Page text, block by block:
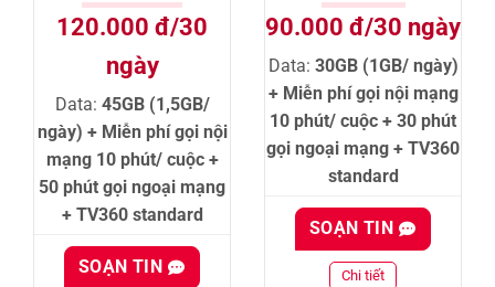
120.000 đ/30
ngày
Data: 45GB (1,5GB/
ngày) + Miễn phí gọi nội
mạng 10 phút/ cuộc +
50 phút gọi ngoại mạng
+ TV360 standard
SOẠN TIN
90.000 đ/30 ngày
Data: 30GB (1GB/ ngày)
+ Miễn phí gọi nội mạng
10 phút/ cuộc + 30 phút
gọi ngoại mạng + TV360
standard
SOẠN TIN
Chi tiết